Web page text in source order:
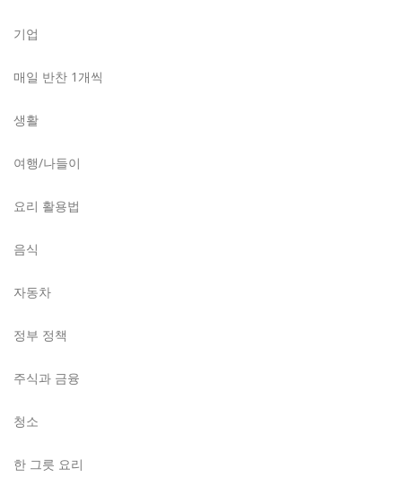
기업
매일 반찬 1개씩
생활
여행/나들이
요리 활용법
음식
자동차
정부 정책
주식과 금융
청소
한 그릇 요리